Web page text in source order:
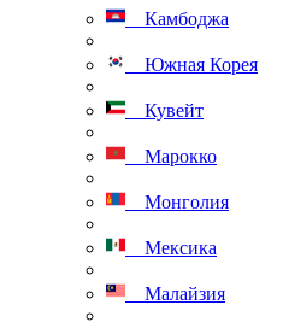
Камбоджа
Южная Корея
Кувейт
Марокко
Монголия
Мексика
Малайзия